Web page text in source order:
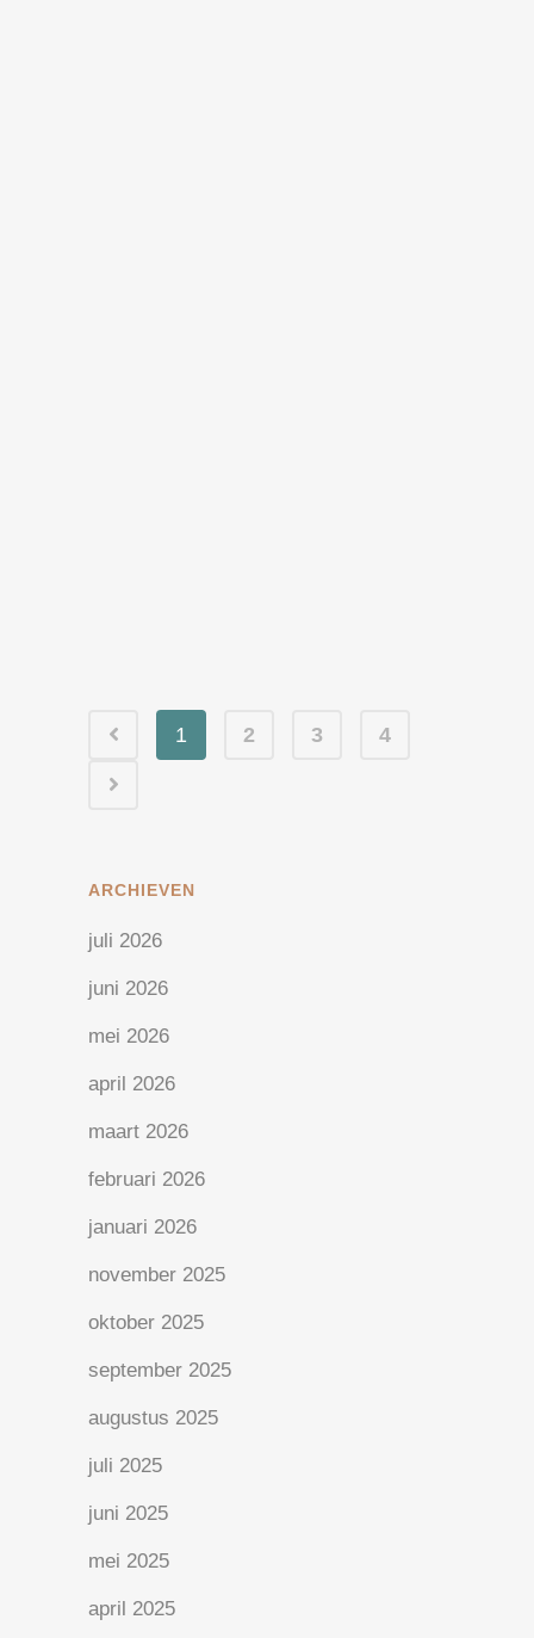
1 2 3 4
ARCHIEVEN
juli 2026
juni 2026
mei 2026
april 2026
maart 2026
februari 2026
januari 2026
november 2025
oktober 2025
september 2025
augustus 2025
juli 2025
juni 2025
mei 2025
april 2025